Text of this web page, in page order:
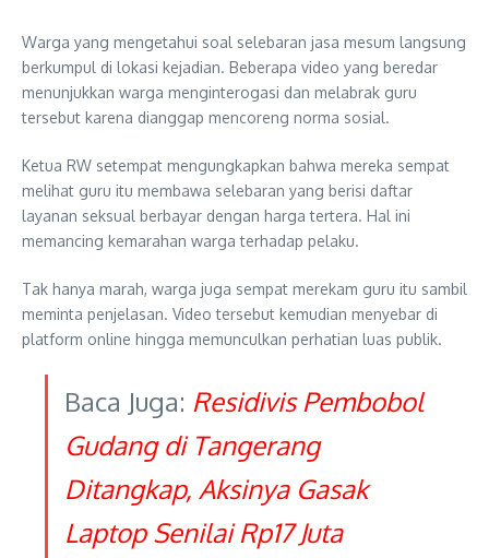
Warga yang mengetahui soal selebaran jasa mesum langsung
berkumpul di lokasi kejadian. Beberapa video yang beredar
menunjukkan warga menginterogasi dan melabrak guru
tersebut karena dianggap mencoreng norma sosial.
Ketua RW setempat mengungkapkan bahwa mereka sempat
melihat guru itu membawa selebaran yang berisi daftar
layanan seksual berbayar dengan harga tertera. Hal ini
memancing kemarahan warga terhadap pelaku.
Tak hanya marah, warga juga sempat merekam guru itu sambil
meminta penjelasan. Video tersebut kemudian menyebar di
platform online hingga memunculkan perhatian luas publik.
Baca Juga: Residivis Pembobol
Gudang di Tangerang
Ditangkap, Aksinya Gasak
Laptop Senilai Rp17 Juta